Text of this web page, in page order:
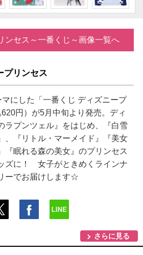
ンセス～一番くじ～画像一覧へ
プリンセス
にした「一番くじ ディズニープ
円）が5月中旬より発売。ディ
ラプンツェル』をはじめ、『白雪
、『リトル・マーメイド』『美女
『眠れる森の美女』のプリンセス
ズに！ 女子がときめくラインナ
ーでお届けします☆
さらに見る